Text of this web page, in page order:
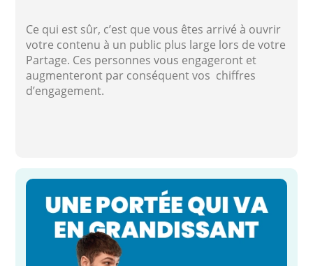
Ce qui est sûr, c’est que vous êtes arrivé à ouvrir
votre contenu à un public plus large lors de votre
Partage. Ces personnes vous engageront et
augmenteront par conséquent vos chiffres
d’engagement.